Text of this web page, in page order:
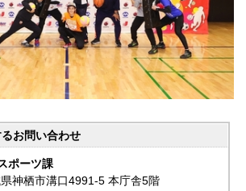
お問い合わせ
ポーツ課
神栖市溝口4991-5 本庁舎5階